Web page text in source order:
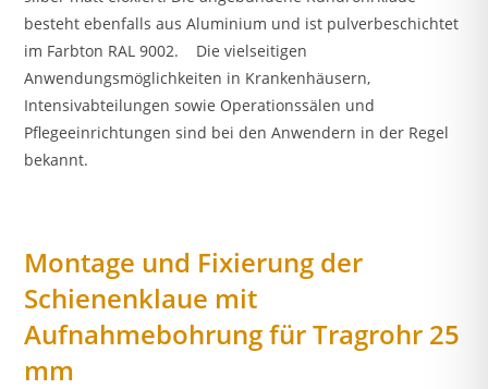
besteht ebenfalls aus Aluminium und ist pulverbeschichtet
im Farbton RAL 9002. Die vielseitigen
Anwendungsmöglichkeiten in Krankenhäusern,
Intensivabteilungen sowie Operationssälen und
Pflegeeinrichtungen sind bei den Anwendern in der Regel
bekannt.
Montage und Fixierung der
Schienenklaue mit
Aufnahmebohrung für Tragrohr 25
mm